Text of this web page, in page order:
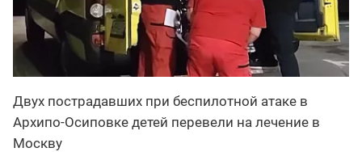
Двух пострадавших при беспилотной атаке в
Архипо-Осиповке детей перевели на лечение в
Москву